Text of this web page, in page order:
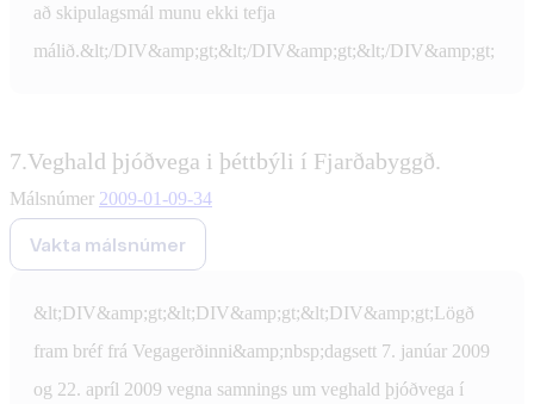
að skipulagsmál munu ekki tefja
málið.&lt;/DIV&amp;gt;&lt;/DIV&amp;gt;&lt;/DIV&amp;gt;
7.Veghald þjóðvega i þéttbýli í Fjarðabyggð.
Málsnúmer 2009-01-09-34
Vakta málsnúmer
&lt;DIV&amp;gt;&lt;DIV&amp;gt;&lt;DIV&amp;gt;Lögð
fram bréf frá Vegagerðinni&amp;nbsp;dagsett 7. janúar 2009
og 22. apríl 2009 vegna samnings um veghald þjóðvega í